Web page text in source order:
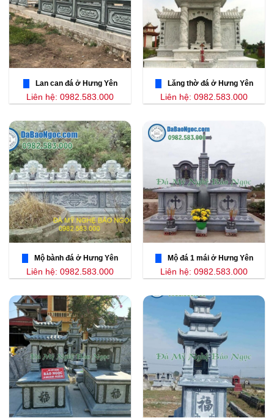
Lan can đá ở Hưng Yên
Liên hệ: 0982.583.000
Lăng thờ đá ở Hưng Yên
Liên hệ: 0982.583.000
Mộ bành đá ở Hưng Yên
Liên hệ: 0982.583.000
Mộ đá 1 mái ở Hưng Yên
Liên hệ: 0982.583.000